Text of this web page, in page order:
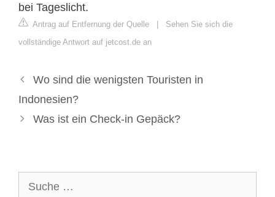
bei Tageslicht.
Antrag auf Entfernung der Quelle | Sehen Sie sich die
vollständige Antwort auf jetcost.de an
Wo sind die wenigsten Touristen in
Indonesien?
Was ist ein Check-in Gepäck?
nach: